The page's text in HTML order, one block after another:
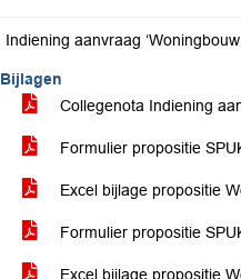
Indiening aanvraag
Bijlagen
Collegenota Indiening
Formulier propositie
Excel bijlage propositie
Formulier propositie
Excel bijlage propositie